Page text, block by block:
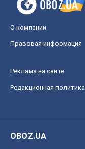
О компании
Правовая информация
Реклама на сайте
Редакционная политика
OBOZ.UA